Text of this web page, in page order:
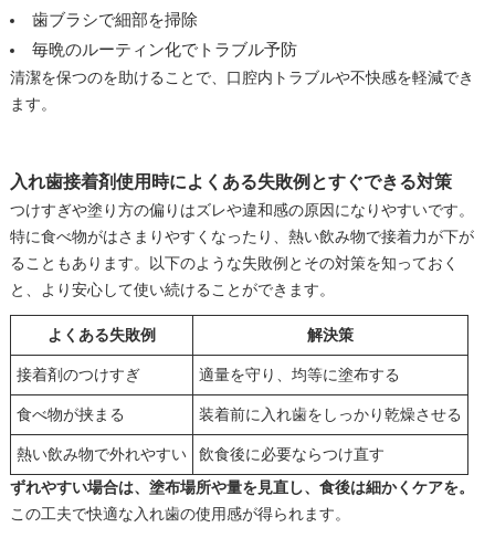
歯ブラシで細部を掃除
毎晩のルーティン化でトラブル予防
清潔を保つのを助けることで、口腔内トラブルや不快感を軽減でき
ます。
入れ歯接着剤使用時によくある失敗例とすぐできる対策
つけすぎや塗り方の偏りはズレや違和感の原因になりやすいです。
特に食べ物がはさまりやすくなったり、熱い飲み物で接着力が下が
ることもあります。以下のような失敗例とその対策を知っておく
と、より安心して使い続けることができます。
よくある失敗例 解決策
接着剤のつけすぎ 適量を守り、均等に塗布する
食べ物が挟まる 装着前に入れ歯をしっかり乾燥させる
熱い飲み物で外れやすい
飲食後に必要ならつけ直す
ずれやすい場合は、塗布場所や量を見直し、食後は細かくケアを。
この工夫で快適な入れ歯の使用感が得られます。